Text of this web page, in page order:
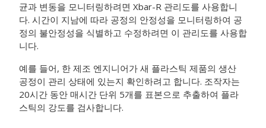
균과 변동을 모니터링하려면 Xbar-R 관리도를 사용합니
다. 시간이 지남에 따라 공정의 안정성을 모니터링하여 공
정의 불안정성을 식별하고 수정하려면 이 관리도를 사용합
니다.
예를 들어, 한 제조 엔지니어가 새 플라스틱 제품의 생산
공정이 관리 상태에 있는지 확인하려고 합니다. 조작자는
20시간 동안 매시간 단위 5개를 표본으로 추출하여 플라
스틱의 강도를 검사합니다.